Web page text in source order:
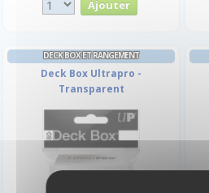
DECK BOX ET RANGEMENT
Deck Box Ultrapro -
Transparent